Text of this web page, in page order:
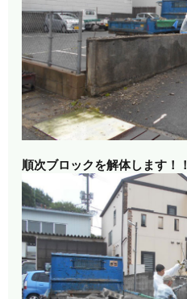
順次ブロックを解体します！！